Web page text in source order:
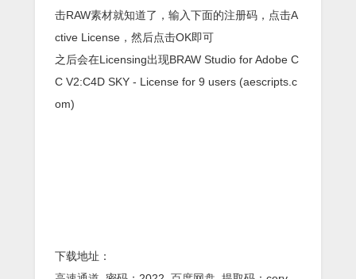
击RAW素材就知道了，输入下面的注册码，点击A
ctive License，然后点击OK即可
之后会在Licensing出现BRAW Studio for Adobe C
C V2:C4D SKY - License for 9 users (aescripts.c
om)
下载地址：